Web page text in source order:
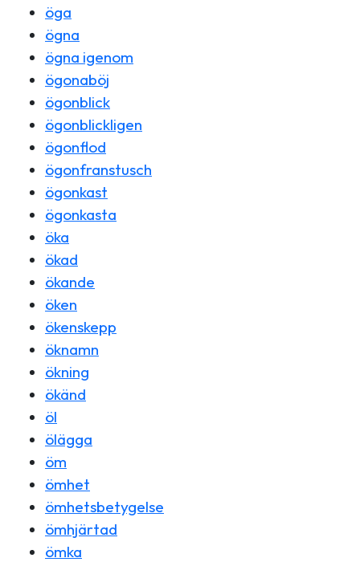
öga
ögna
ögna igenom
ögonaböj
ögonblick
ögonblickligen
ögonflod
ögonfranstusch
ögonkast
ögonkasta
öka
ökad
ökande
öken
ökenskepp
öknamn
ökning
ökänd
öl
ölägga
öm
ömhet
ömhetsbetygelse
ömhjärtad
ömka